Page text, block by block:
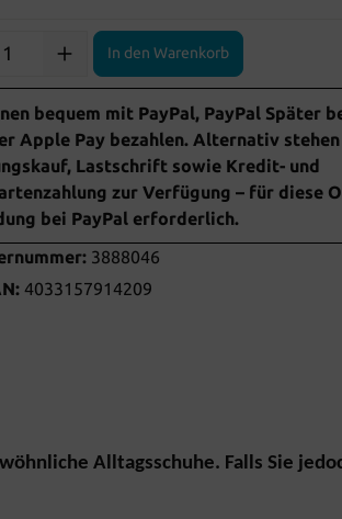
In den Warenkorb
bequem mit PayPal, PayPal Später
Apple Pay bezahlen. Alternativ stehen
Lastschrift sowie Kredit- und
zur Verfügung – für diese
bei PayPal erforderlich.
3888046
4033157914209
Alltagsschuhe. Falls Sie